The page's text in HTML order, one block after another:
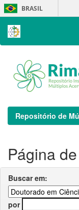
Skip
navigation
BRASIL
Repositório de
Página
Buscar em:
por